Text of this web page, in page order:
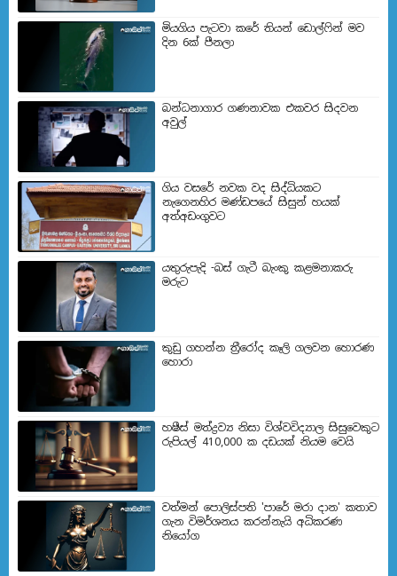
මියගිය පැටවා කරේ තියන් ඩොල්ෆින් මව
දින 6ක් පීනලා
බන්ධනාගාර ගණනාවක එකවර සිදවන
අවුල්
ගිය වසරේ නවක වද සිද්ධියකට
නැගෙනහිර මණ්ඩපයේ සිසුන් හයක්
අත්අඩංගුවට
යතුරුපැදි -බස් ගැටී බැංකු කළමනාකරු
මරුට
කුඩු ගහන්න ත්‍රීරෝද කෑලි ගලවන හොරණ
හොරා
හෂීස් මත්ද්‍රව්‍ය නිසා විශ්වවිද්‍යාල සිසුවෙකුට
රුපියල් 410,000 ක දඩයක් නියම වෙයි
වත්මන් පොලිස්පති 'පාරේ මරා දාන' කතාව
ගැන විමර්ශනය කරන්නැයි අධිකරණ
නියෝග